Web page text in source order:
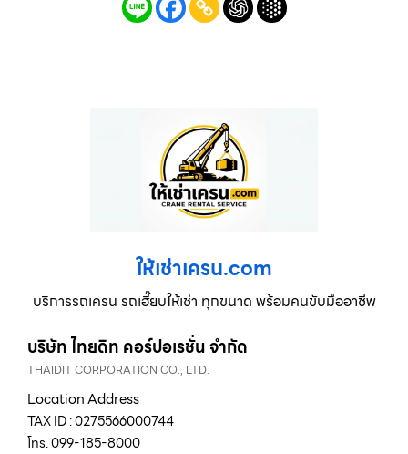
ให้เช่าเครน.com
บริการรถเครน รถเฮี๊ยบให้เช่า ทุกขนาด พร้อมคนขับมืออาชีพ
บริษัท ไทยดิท คอร์ปอเรชั่น จำกัด
THAIDIT CORPORATION CO., LTD.
Location Address
TAX ID : 0275566000744
โทร. 099-185-8000